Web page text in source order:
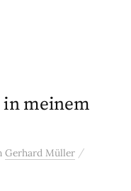
meinem
Gerhard Müller /